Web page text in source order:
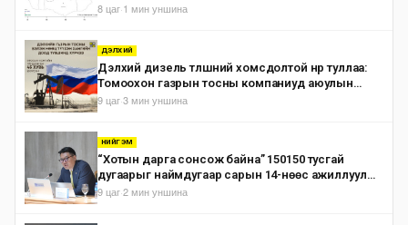
8 цаг·1 мин уншина
ДЭЛХИЙ
Дэлхий дизель түлшний хомсдолтой нүүр туллаа:
Томоохон газрын тосны компаниуд аюулын
дохио өгч байна
9 цаг·3 мин уншина
НИЙГЭМ
“Хотын дарга сонсож байна” 150150 тусгай
дугаарыг наймдугаар сарын 14-нөөс ажиллуулж
эхэлнэ
9 цаг·2 мин уншина